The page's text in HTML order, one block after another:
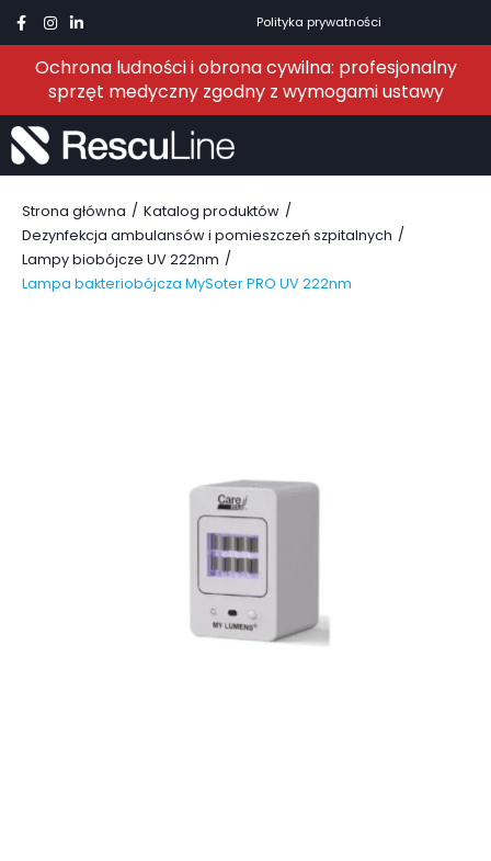
Polityka prywatności
Ochrona ludności i obrona cywilna: profesjonalny
sprzęt medyczny zgodny z wymogami ustawy
Strona główna / Katalog produktów /
Dezynfekcja ambulansów i pomieszczeń szpitalnych /
Lampy biobójcze UV 222nm /
Lampa bakteriobójcza MySoter PRO UV 222nm